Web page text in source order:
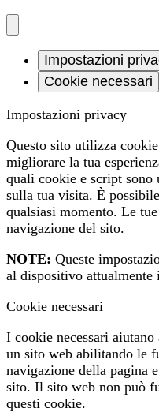
Impostazioni
Cookie necessari
Impostazioni privacy
Questo sito utilizza
migliorare la tua
quali cookie e script
sulla tua visita. È
qualsiasi momento. Le
navigazione del sito.
NOTE: Queste
al dispositivo attualmente
Cookie necessari
I cookie necessari
un sito web abilitando le
navigazione della pagina
sito. Il sito web non può
questi cookie.